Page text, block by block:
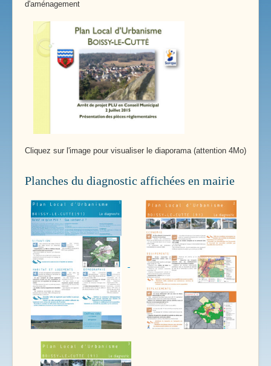
d'aménagement
Cliquez sur l'image pour visualiser le diaporama (attention 4Mo)
Planches du diagnostic affichées en mairie